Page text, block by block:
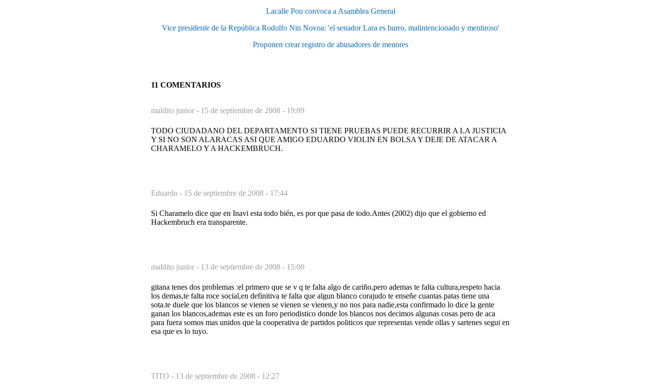
Lacalle Pou convoca a Asamblea General
Vice presidente de la República Rodolfo Nin Novoa: 'el senador Lara es burro, malintencionado y mentiroso'
Proponen crear registro de abusadores de menores
11 COMENTARIOS
maldito junior - 15 de septiembre de 2008 - 19:09
TODO CIUDADANO DEL DEPARTAMENTO SI TIENE PRUEBAS PUEDE RECURRIR A LA JUSTICIA
Y SI NO SON ALARACAS ASI QUE AMIGO EDUARDO VIOLIN EN BOLSA Y DEJE DE ATACAR A
CHARAMELO Y A HACKEMBRUCH.
Eduardo - 15 de septiembre de 2008 - 17:44
Si Charamelo dice que en Inavi esta todo bién, es por que pasa de todo.Antes (2002) dijo que el gobierno ed
Hackembruch era transparente.
maldito junior - 13 de septiembre de 2008 - 15:00
gitana tenes dos problemas :el primero que se v q te falta algo de cariño,pero ademas te falta cultura,respeto hacia
los demas,te falta roce social,en definitiva te falta que algun blanco corajudo te enseñe cuantas patas tiene una
sota.te duele que los blancos se vienen se vienen se vienen,y no nos para nadie,esta confirmado lo dice la gente
ganan los blancos,ademas este es un foro periodistico donde los blancos nos decimos algunas cosas pero de aca
para fuera somos mas unidos que la cooperativa de partidos politicos que representas vende ollas y sartenes segui en
esa que es lo tuyo.
TITO - 13 de septiembre de 2008 - 12:27